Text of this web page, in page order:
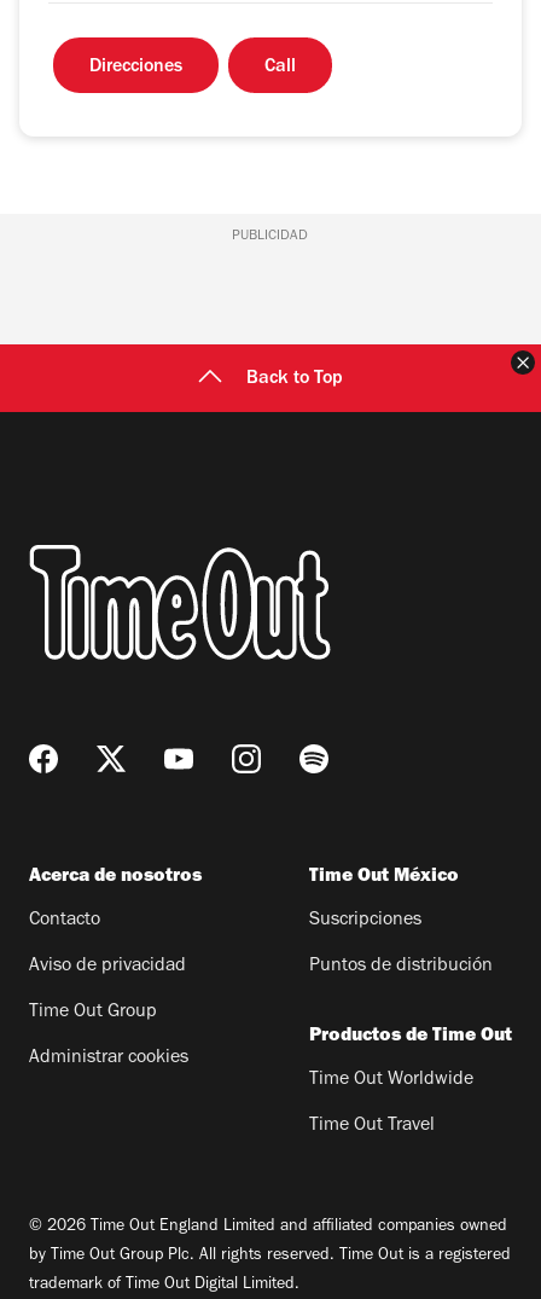
Direcciones Call
PUBLICIDAD
Back to Top
Acerca de nosotros
Contacto
Aviso de privacidad
Time Out Group
Administrar cookies
Time Out México
Suscripciones
Puntos de distribución
Productos de Time Out
Time Out Worldwide
Time Out Travel
© 2026 Time Out England Limited and affiliated companies owned
by Time Out Group Plc. All rights reserved. Time Out is a registered
trademark of Time Out Digital Limited.